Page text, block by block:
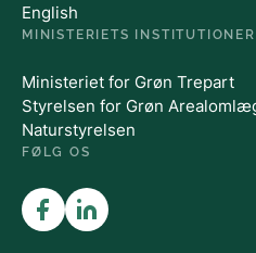
English
MINISTERIETS INSTITUTIONER
Ministeriet for Grøn Trepart
Styrelsen for Grøn
Naturstyrelsen
FØLG OS